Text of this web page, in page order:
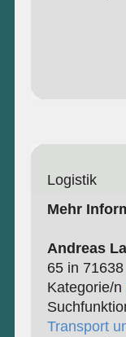
Logistik
Mehr
Andreas
65 in
Kategorie/n
Transport